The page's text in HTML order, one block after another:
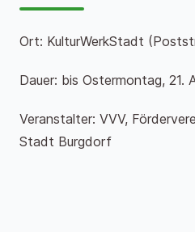
Ort: KulturWerkStadt
Dauer: bis Ostermontag, 21.
Veranstalter: VVV,
Stadt Burgdorf